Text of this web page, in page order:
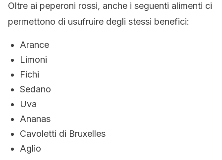
Oltre ai peperoni rossi, anche i seguenti alimenti ci
permettono di usufruire degli stessi benefici:
Arance
Limoni
Fichi
Sedano
Uva
Ananas
Cavoletti di Bruxelles
Aglio